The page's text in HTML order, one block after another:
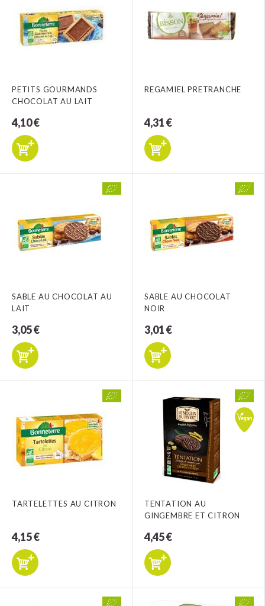
PETITS GOURMANDS
CHOCOLAT AU LAIT
4,10 €
REGAMIEL PRETRANCHE
4,31 €
SABLE AU CHOCOLAT AU
LAIT
3,05 €
SABLE AU CHOCOLAT
NOIR
3,01 €
TARTELETTES AU CITRON
4,15 €
TENTATION AU
GINGEMBRE ET CITRON
4,45 €